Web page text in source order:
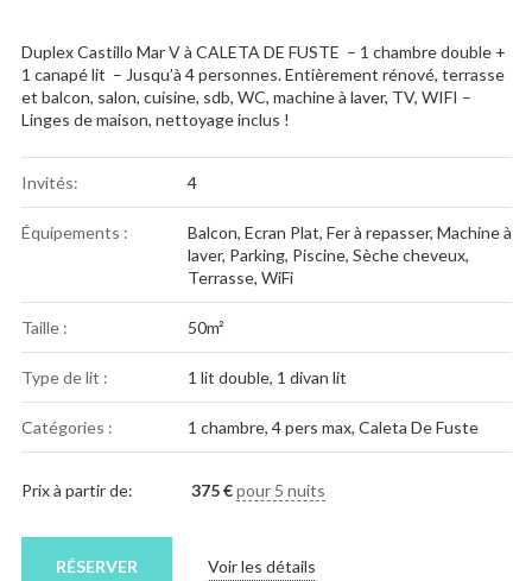
Duplex Castillo Mar V à CALETA DE FUSTE – 1 chambre double +
1 canapé lit – Jusqu’à 4 personnes. Entièrement rénové, terrasse
et balcon, salon, cuisine, sdb, WC, machine à laver, TV, WIFI –
Linges de maison, nettoyage inclus !
Invités: 4
Équipements : Balcon, Ecran Plat, Fer à repasser, Machine à
laver, Parking, Piscine, Sèche cheveux,
Terrasse, WiFi
Taille : 50m²
Type de lit : 1 lit double, 1 divan lit
Catégories : 1 chambre, 4 pers max, Caleta De Fuste
Prix à partir de: 375€ pour 5 nuits
Voir les détails
RÉSERVER